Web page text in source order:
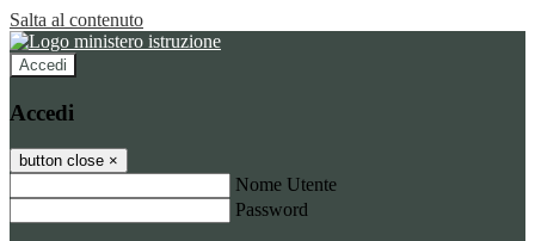
Salta al contenuto
Accedi
Accedi
button close ×
Nome Utente
Password